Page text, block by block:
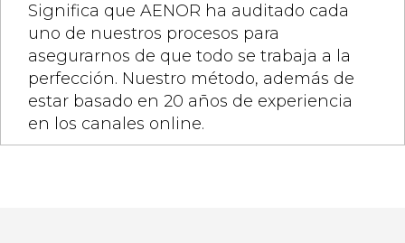
Significa que AENOR ha auditado cada
uno de nuestros procesos para
asegurarnos de que todo se trabaja a la
perfección. Nuestro método, además de
estar basado en 20 años de experiencia
en los canales online.